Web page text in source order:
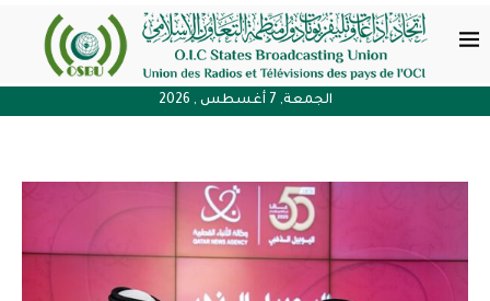
الجمعة, 7 أغسطس , 2026